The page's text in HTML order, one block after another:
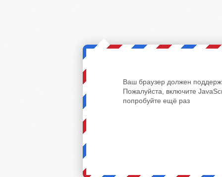
Ваш браузер должен
Пожалуйста, включите
попробуйте ещё раз